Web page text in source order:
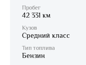
Пробег
42 331 км
Кузов
Средний класс
Тип топлива
Бензин